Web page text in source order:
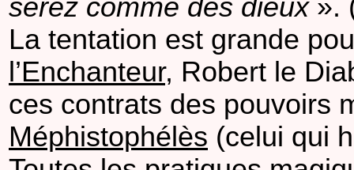
serez comme des dieux».
La tentation est grande
l’Enchanteur, Robert le
ces contrats des pouvoirs
Méphistophélès (celui qui